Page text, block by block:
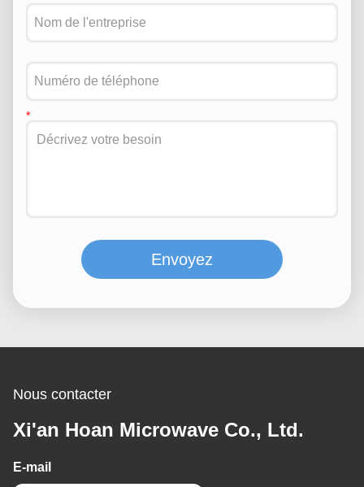
Envoyez
Nous contacter
Xi'an Hoan Microwave Co., Ltd.
E-mail